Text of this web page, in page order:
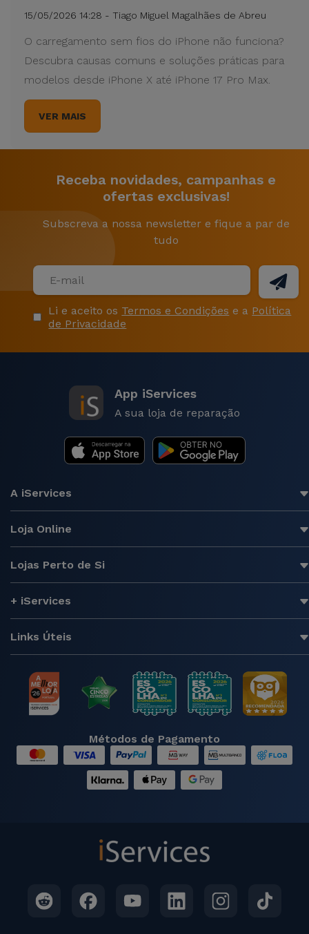
15/05/2026 14:28 - Tiago Miguel Magalhães de Abreu
O carregamento sem fios do iPhone não funciona?
Descubra causas comuns e soluções práticas para
modelos desde iPhone X até iPhone 17 Pro Max.
VER MAIS
Receba novidades, campanhas e
ofertas exclusivas!
Subscreva a nossa newsletter e fique a par de
tudo
Li e aceito os Termos e Condições e a Política
de Privacidade
App iServices
A sua loja de reparação
A iServices
Loja Online
Lojas Perto de Si
+ iServices
Links Úteis
Métodos de Pagamento